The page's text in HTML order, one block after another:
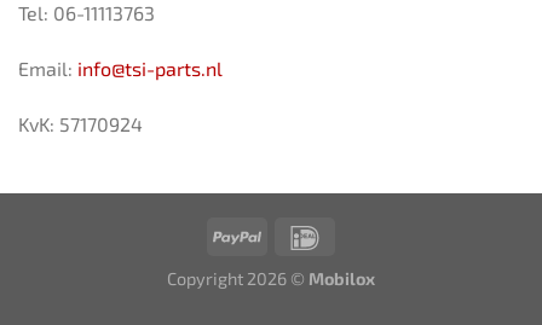
Tel: 06-11113763
Email: info@tsi-parts.nl
KvK: 57170924
Copyright 2026 © Mobilox